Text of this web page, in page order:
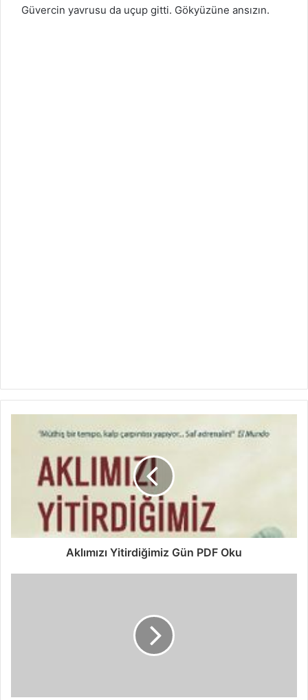
Güvercin yavrusu da uçup gitti. Gökyüzüne ansızın.
Aklımızı Yitirdiğimiz Gün PDF Oku